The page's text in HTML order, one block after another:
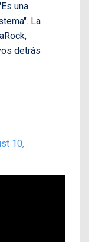
una
La
detrás
10,